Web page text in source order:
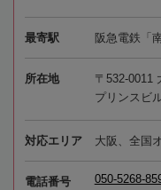
最寄駅 阪急電鉄「
所在地
〒532-0011
プリンスビ
対応エリア 大阪、全国
電話番号 050-5268-